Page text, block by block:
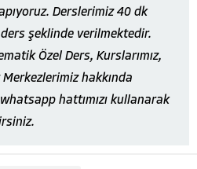
Derslerimiz 40 dk
şeklinde verilmektedir.
Özel Ders, Kurslarımız,
hakkında
hattımızı kullanarak